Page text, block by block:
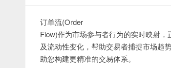
订单流(Order
Flow)作为市场参与者行为的实时映射
及流动性变化，帮助交易者捕捉市场趋
助您构建更精准的交易体系。